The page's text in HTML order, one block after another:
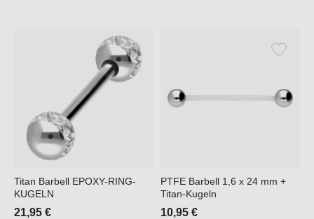
Titan Barbell EPOXY-RING-
KUGELN
21,95 €
PTFE Barbell 1,6 x 24 mm +
Titan-Kugeln
10,95 €